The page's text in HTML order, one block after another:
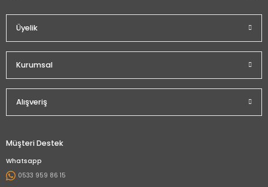
Üyelik
Kurumsal
Alışveriş
Müşteri Destek
Whatsapp
0533 959 86 15